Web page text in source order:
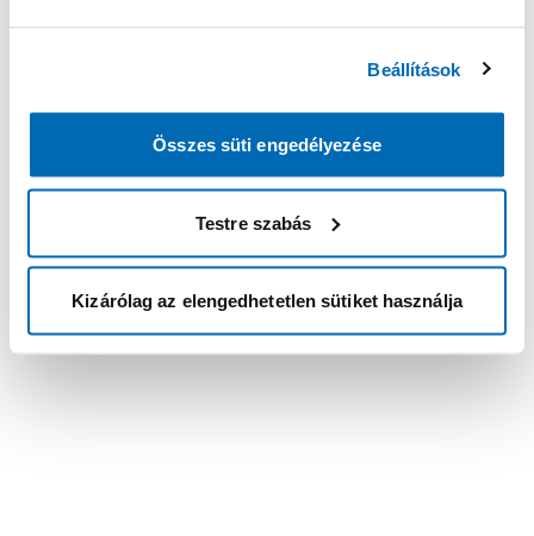
Beállítások
Összes süti engedélyezése
Testre szabás
Kizárólag az elengedhetetlen sütiket használja